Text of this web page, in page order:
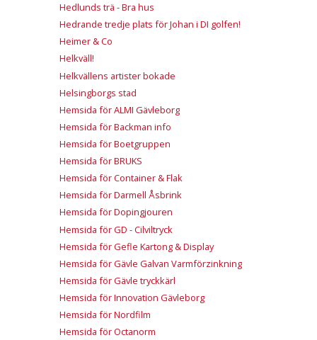
Hedlunds trä - Bra hus
Hedrande tredje plats för Johan i DI golfen!
Heimer & Co
Helkväll!
Helkvällens artister bokade
Helsingborgs stad
Hemsida för ALMI Gävleborg
Hemsida för Backman info
Hemsida för Boetgruppen
Hemsida för BRUKS
Hemsida för Container & Flak
Hemsida för Darmell Åsbrink
Hemsida för Dopingjouren
Hemsida för GD - Cilviltryck
Hemsida för Gefle Kartong & Display
Hemsida för Gävle Galvan Varmförzinkning
Hemsida för Gävle tryckkärl
Hemsida för Innovation Gävleborg
Hemsida för Nordfilm
Hemsida för Octanorm